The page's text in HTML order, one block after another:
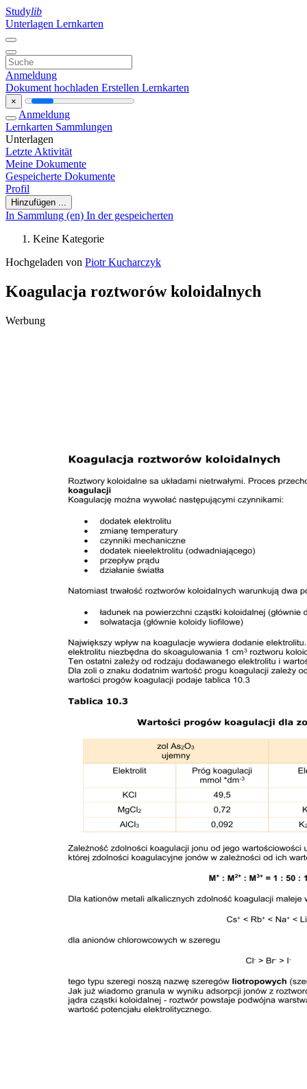
Studylib
Unterlagen Lernkarten
Anmeldung
Dokument hochladen Erstellen Lernkarten
×
Anmeldung
Lernkarten Sammlungen
Unterlagen
Letzte Aktivität
Meine Dokumente
Gespeicherte Dokumente
Profil
Hinzufügen ...
In Sammlung (en) In der gespeicherten
Keine Kategorie
Hochgeladen von Piotr Kucharczyk
Koagulacja roztworów koloidalnych
Werbung